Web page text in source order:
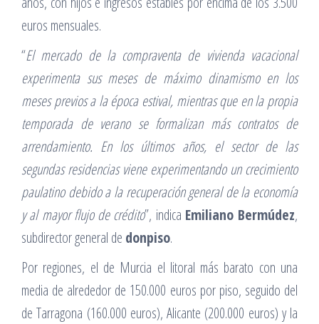
euros mensuales.
“El mercado de la compraventa de vivienda vacacional
experimenta sus meses de máximo dinamismo en los
meses previos a la época estival, mientras que en la propia
temporada de verano se formalizan más contratos de
arrendamiento. En los últimos años, el sector de las
segundas residencias viene experimentando un crecimiento
paulatino debido a la recuperación general de la economía
y al mayor flujo de crédito”, indica Emiliano Bermúdez,
subdirector general de donpiso.
Por regiones, el de Murcia el litoral más barato con una
media de alrededor de 150.000 euros por piso, seguido del
de Tarragona (160.000 euros), Alicante (200.000 euros) y la